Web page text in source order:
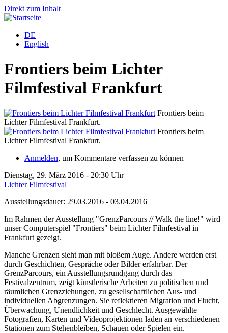
Direkt zum Inhalt
DE
English
Frontiers beim Lichter
Filmfestival Frankfurt
Frontiers beim
Lichter Filmfestival Frankfurt.
Frontiers beim
Lichter Filmfestival Frankfurt.
Anmelden, um Kommentare verfassen zu können
Dienstag, 29. März 2016 - 20:30 Uhr
Lichter Filmfestival
Ausstellungsdauer: 29.03.2016 - 03.04.2016
Im Rahmen der Ausstellung "GrenzParcours // Walk the line!" wird
unser Computerspiel "Frontiers" beim Lichter Filmfestival in
Frankfurt gezeigt.
Manche Grenzen sieht man mit bloßem Auge. Andere werden erst
durch Geschichten, Gespräche oder Bilder erfahrbar. Der
GrenzParcours, ein Ausstellungsrundgang durch das
Festivalzentrum, zeigt künstlerische Arbeiten zu politischen und
räumlichen Grenzziehungen, zu gesellschaftlichen Aus- und
individuellen Abgrenzungen. Sie reflektieren Migration und Flucht,
Überwachung, Unendlichkeit und Geschlecht. Ausgewählte
Fotografien, Karten und Videoprojektionen laden an verschiedenen
Stationen zum Stehenbleiben, Schauen oder Spielen ein.